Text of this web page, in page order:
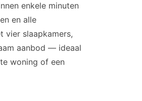
enkele minuten
en alle
vier slaapkamers,
aanbod — ideaal
woning of een